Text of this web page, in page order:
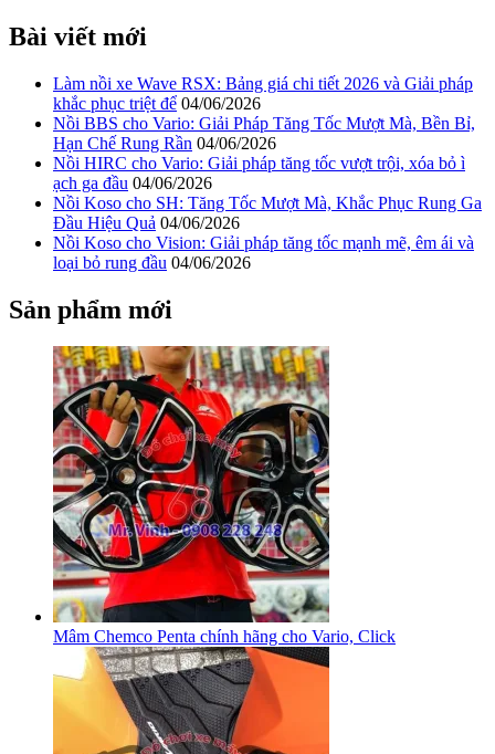
Bài viết mới
Làm nồi xe Wave RSX: Bảng giá chi tiết 2026 và Giải pháp
khắc phục triệt để 04/06/2026
Nồi BBS cho Vario: Giải Pháp Tăng Tốc Mượt Mà, Bền Bỉ,
Hạn Chế Rung Rần 04/06/2026
Nồi HIRC cho Vario: Giải pháp tăng tốc vượt trội, xóa bỏ ì
ạch ga đầu 04/06/2026
Nồi Koso cho SH: Tăng Tốc Mượt Mà, Khắc Phục Rung Ga
Đầu Hiệu Quả 04/06/2026
Nồi Koso cho Vision: Giải pháp tăng tốc mạnh mẽ, êm ái và
loại bỏ rung đầu 04/06/2026
Sản phẩm mới
Mâm Chemco Penta chính hãng cho Vario, Click